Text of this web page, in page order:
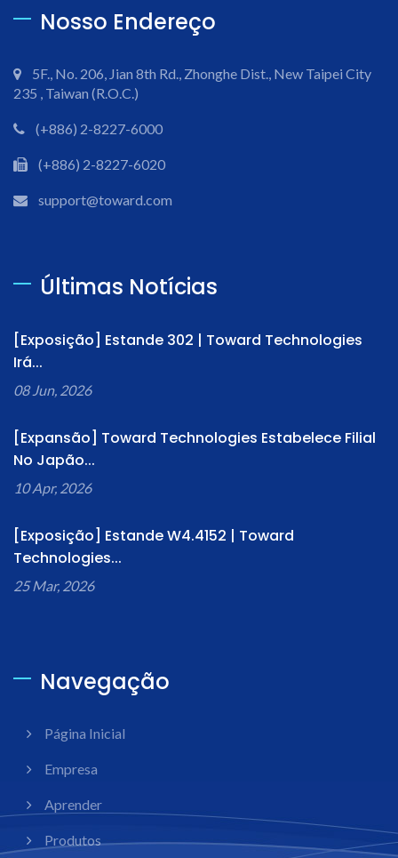
Nosso Endereço
5F., No. 206, Jian 8th Rd., Zhonghe Dist., New Taipei City
235 , Taiwan (R.O.C.)
(+886) 2-8227-6000
(+886) 2-8227-6020
support@toward.com
Últimas Notícias
[Exposição] Estande 302 | Toward Technologies
Irá...
08 Jun, 2026
[Expansão] Toward Technologies Estabelece Filial
No Japão...
10 Apr, 2026
[Exposição] Estande W4.4152 | Toward
Technologies...
25 Mar, 2026
Navegação
Página Inicial
Empresa
Aprender
Produtos